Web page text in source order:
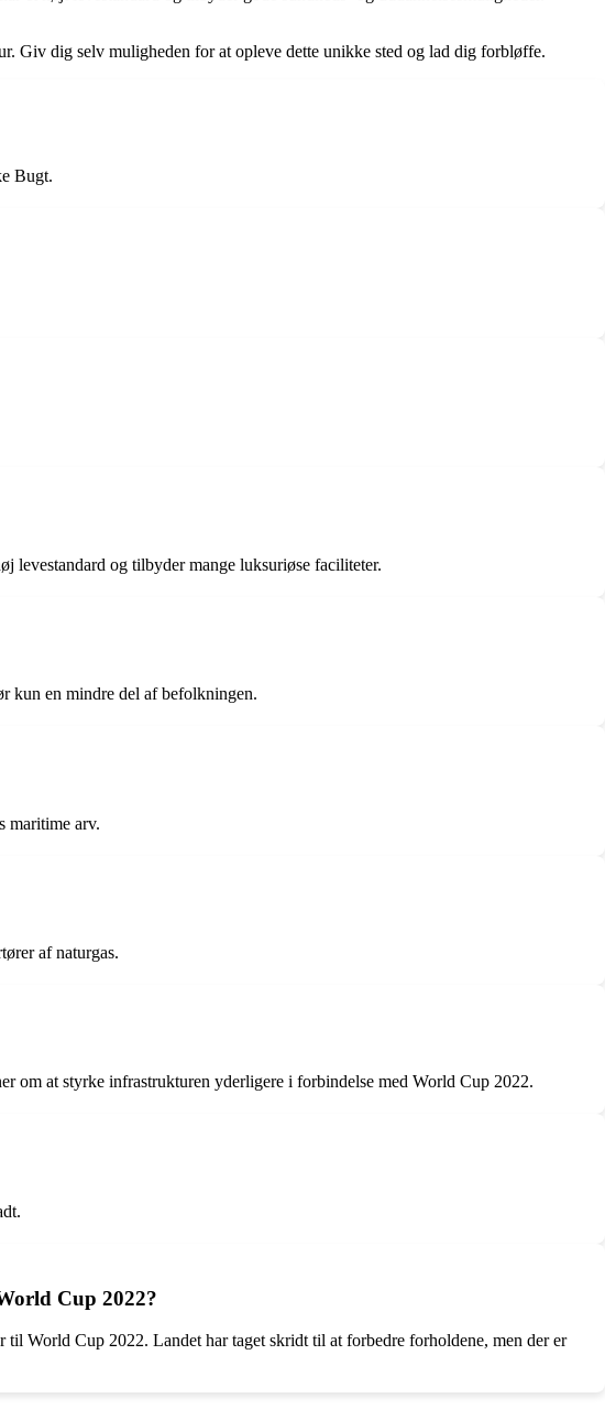
Giv dig selv muligheden for at opleve dette unikke sted og lad dig forbløffe.
Bugt.
levestandard og tilbyder mange luksuriøse faciliteter.
kun en mindre del af befolkningen.
maritime arv.
af naturgas.
om at styrke infrastrukturen yderligere i forbindelse med World Cup 2022.
Cup 2022?
World Cup 2022. Landet har taget skridt til at forbedre forholdene, men der er